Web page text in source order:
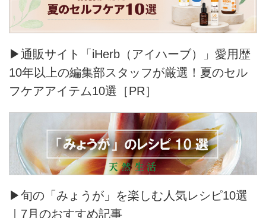
▶通販サイト「iHerb（アイハーブ）」愛用歴
10年以上の編集部スタッフが厳選！夏のセル
フケアアイテム10選［PR］
▶旬の「みょうが」を楽しむ人気レシピ10選
｜7月のおすすめ記事